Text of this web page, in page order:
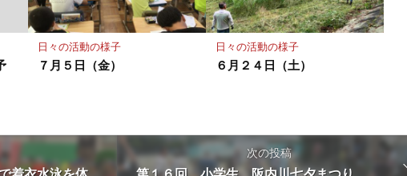
日々の活動の様子
７月５日（金）
日々の活動の様子
６月２４日（土）
次の投稿